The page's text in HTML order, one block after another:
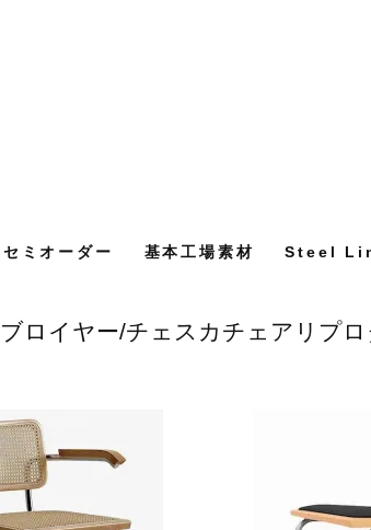
セミオーダー 基本工場素材 Steel
ロイヤー/チェスカチェアリプ